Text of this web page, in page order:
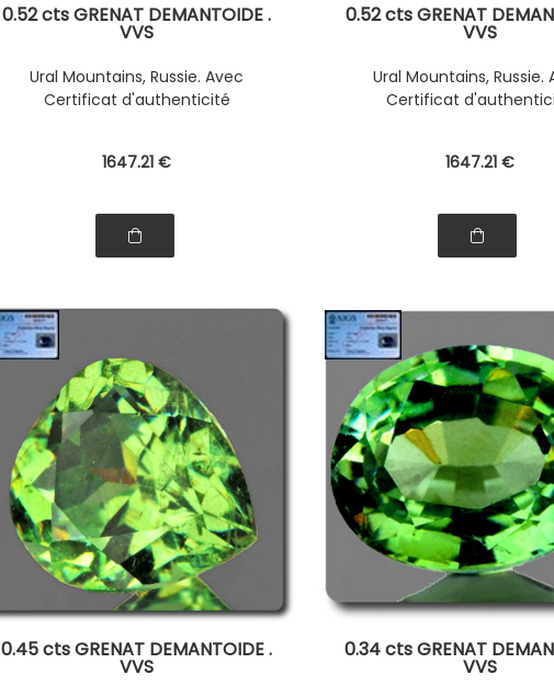
0.52 cts GRENAT DEMANTOIDE .
VVS
Ural Mountains, Russie. Avec
Certificat d'authenticité
1647.21 €
0.52 cts GRENAT
VVS
Ural Mountains, Russie.
Certificat
1647.21 €
0.45 cts GRENAT DEMANTOIDE .
VVS
0.34 cts GRENAT
VVS